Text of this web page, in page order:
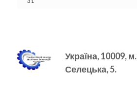
Україна, 10009, м.
Селецька, 5.